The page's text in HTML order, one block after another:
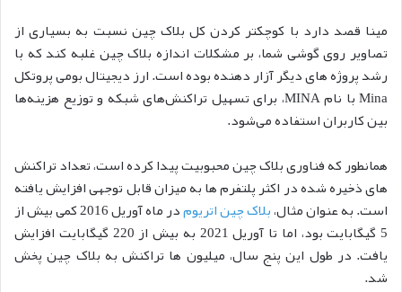
مینا قصد دارد با کوچکتر کردن کل بلاک چین نسبت به بسیاری از
تصاویر روی گوشی شما، بر مشکلات اندازه بلاک چین غلبه کند که با
رشد پروژه های دیگر آزار دهنده بوده است. ارز دیجیتال بومی پروتکل
Mina با نام MINA، برای تسهیل تراکنش‌های شبکه و توزیع هزینه‌ها
بین کاربران استفاده می‌شود.
همانطور که فناوری بلاک چین محبوبیت پیدا کرده است، تعداد تراکنش
های ذخیره شده در اکثر پلتفرم ها به میزان قابل توجهی افزایش یافته
است. به عنوان مثال،بلاک چین اتریوم
در ماه آوریل 2016 کمی بیش از
5 گیگابایت بود، اما تا آوریل 2021 به بیش از 220 گیگابایت افزایش
یافت. در طول این پنج سال، میلیون ها تراکنش به بلاک چین پخش
شد.